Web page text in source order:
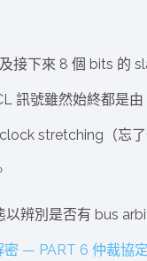
下來 8 個 bits 的
訊號雖然始終都是
stretching（忘
辨別是否有 bus
密 — PART 6 仲裁協定